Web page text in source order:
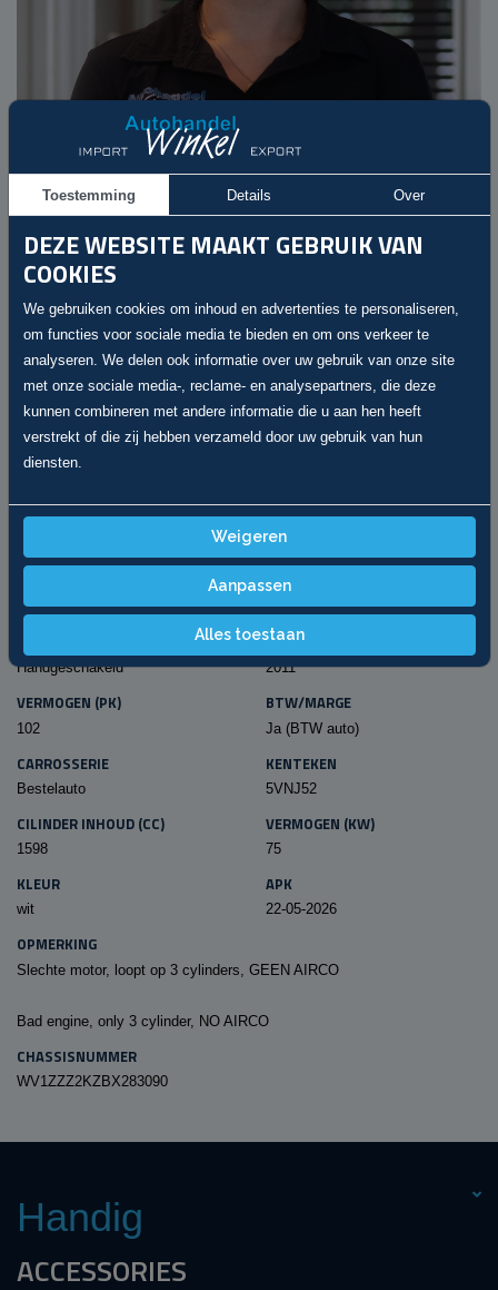
Linda
Verkoop / Administratie
winkelautohandel@gmail.com
Handig
SPECIFICATIES
204.239 km
BRANDSTOF
Diesel
Handgeschakeld
BOUWJAAR
2011
VERMOGEN (PK)
102
BTW/MARGE
Ja (BTW auto)
CARROSSERIE
Bestelauto
KENTEKEN
5VNJ52
CILINDER INHOUD (CC)
1598
VERMOGEN (KW)
75
KLEUR
wit
APK
22-05-2026
OPMERKING
Slechte motor, loopt op 3 cylinders, GEEN AIRCO
Bad engine, only 3 cylinder, NO AIRCO
CHASSISNUMMER
WV1ZZZ2KZBX283090
Handig
ACCESSORIES
Toestemming Details Over
DEZE WEBSITE MAAKT GEBRUIK VAN
COOKIES
We gebruiken cookies om inhoud en advertenties te personaliseren,
om functies voor sociale media te bieden en om ons verkeer te
analyseren. We delen ook informatie over uw gebruik van onze site
met onze sociale media-, reclame- en analysepartners, die deze
kunnen combineren met andere informatie die u aan hen heeft
verstrekt of die zij hebben verzameld door uw gebruik van hun
diensten.
Weigeren
Aanpassen
Alles toestaan